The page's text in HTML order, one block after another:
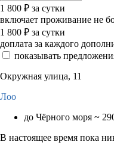
1 800 ₽ за сутки
включает проживание не
1 800 ₽ за сутки
доплата за каждого
показывать
Окружная улица, 11
Лоо
до Чёрного моря ~
В настоящее время пока